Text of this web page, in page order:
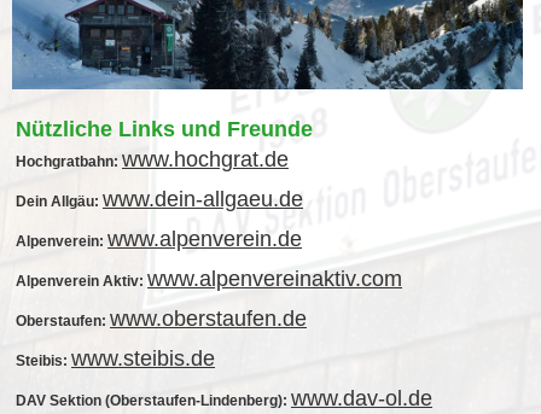
Nützliche Links und Freunde
Hochgratbahn: www.hochgrat.de
Dein Allgäu: www.dein-allgaeu.de
Alpenverein: www.alpenverein.de
Alpenverein Aktiv: www.alpenvereinaktiv.com
Oberstaufen: www.oberstaufen.de
Steibis: www.steibis.de
DAV Sektion (Oberstaufen-Lindenberg): www.dav-ol.de